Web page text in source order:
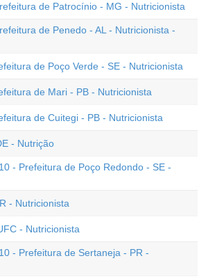
de Patrocínio - MG - Nutricionista
de Penedo - AL - Nutricionista -
de Poço Verde - SE - Nutricionista
de Mari - PB - Nutricionista
de Cuitegi - PB - Nutricionista
- Nutrição
- Prefeitura de Poço Redondo - SE -
- Nutricionista
- Nutricionista
- Prefeitura de Sertaneja - PR -